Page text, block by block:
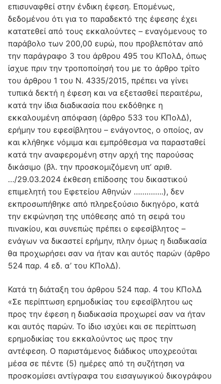
επισυναφθεί στην ένδικη έφεση. Επομένως,
δεδομένου ότι για το παραδεκτό της έφεσης έχει
κατατεθεί από τους εκκαλούντες – εναγόμενους το
παράβολο των 200,00 ευρώ, που προβλεπόταν από
την παράγραφο 3 του άρθρου 495 του ΚΠολΔ, όπως
ίσχυε πριν την τροποποίησή του με το άρθρο τρίτο
του άρθρου 1 του Ν. 4335/2015, πρέπει να γίνει
τυπικά δεκτή η έφεση και να εξετασθεί περαιτέρω,
κατά την ίδια διαδικασία που εκδόθηκε η
εκκαλουμένη απόφαση (άρθρο 533 του ΚΠολΔ),
ερήμην του εφεσίβλητου – ενάγοντος, ο οποίος, αν
και κλήθηκε νόμιμα και εμπρόθεσμα να παρασταθεί
κατά την αναφερομένη στην αρχή της παρούσας
δικάσιμο (βλ. την προσκομιζόμενη υπ’ αριθ.
…/29.03.2024 έκθεση επίδοσης του δικαστικού
επιμελητή του Εφετείου Αθηνών …………..), δεν
εκπροσωπήθηκε από πληρεξούσιο δικηγόρο, κατά
την εκφώνηση της υπόθεσης από τη σειρά του
πινακίου, και συνεπώς πρέπει ο εφεσίβλητος –
ενάγων να δικαστεί ερήμην, πλην όμως η διαδικασία
θα προχωρήσει σαν να ήταν και αυτός παρών (άρθρο
524 παρ. 4 εδ. α’ του ΚΠολΔ).
Κατά τη διάταξη του άρθρου 524 παρ. 4 του ΚΠολΔ
«Σε περίπτωση ερημοδικίας του εφεσίβλητου ως
προς την έφεση η διαδικασία προχωρεί σαν να ήταν
και αυτός παρών. Το ίδιο ισχύει και σε περίπτωση
ερημοδικίας του εκκαλούντος ως προς την
αντέφεση. Ο παριστάμενος διάδικος υποχρεούται
μέσα σε πέντε (5) ημέρες από τη συζήτηση να
προσκομίσει αντίγραφα του εισαγωγικού δικογράφου